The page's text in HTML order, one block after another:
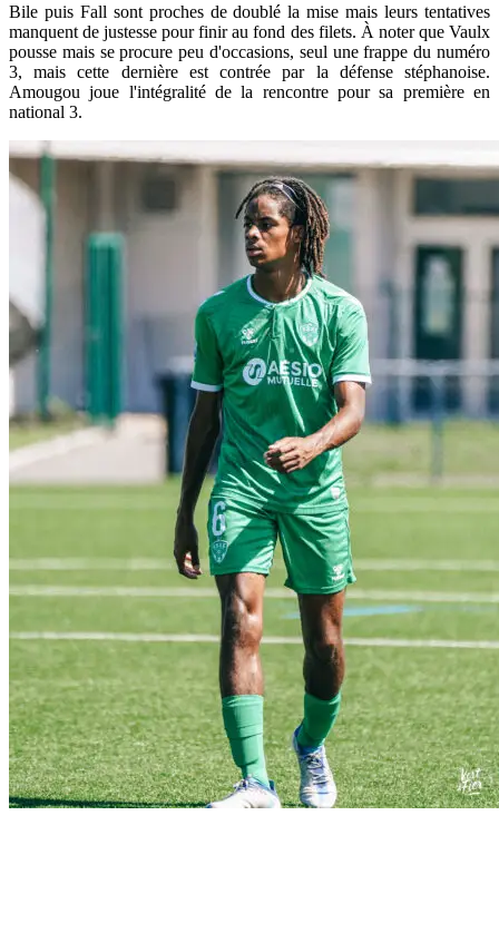
Bile puis Fall sont proches de doublé la mise mais leurs tentatives
manquent de justesse pour finir au fond des filets. À noter que Vaulx
pousse mais se procure peu d'occasions, seul une frappe du numéro
3, mais cette dernière est contrée par la défense stéphanoise.
Amougou joue l'intégralité de la rencontre pour sa première en
national 3.